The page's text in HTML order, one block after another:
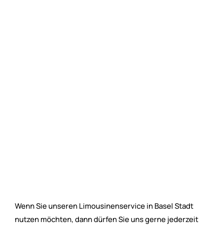
Wenn Sie unseren Limousinenservice in Basel Stadt
nutzen möchten, dann dürfen Sie uns gerne jederzeit